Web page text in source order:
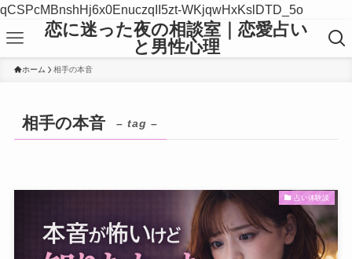
qCSPcMBnshHj6x0EnuczqII5zt-WKjqwHxKslDTD_5o
恋に迷った夜の相談室｜恋愛占い
と男性心理
ホーム 相手の本音
相手の本音 – tag –
占い体験談